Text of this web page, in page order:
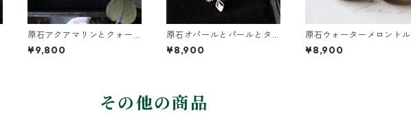
原石アクアマリンとクォー
ツとカニクサの葉ピアス
¥9,800
原石オパールとパールとタ
ネツケバナの葉ピアス
¥8,900
原石ウォーターメロントル
マリンとパールのピアス
¥8,900
その他の商品